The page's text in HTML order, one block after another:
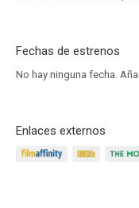
Fechas de estrenos
No hay ninguna fecha.
Enlaces externos